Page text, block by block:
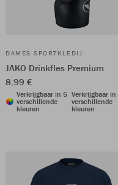
DAMES SPORTKLEDIJ
JAKO Drinkfles Premium
8,99 €
Verkrijgbaar in 5
verschillende
kleuren
Verkrijgbaar in
verschillende
kleuren